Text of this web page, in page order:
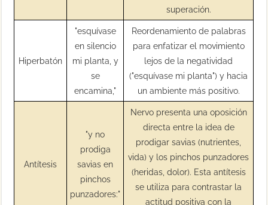
superación.
Hiperbatón
"esquívase
en silencio
mi planta, y
se
encamina,"
Reordenamiento de palabras
para enfatizar el movimiento
lejos de la negatividad
("esquívase mi planta") y hacia
un ambiente más positivo.
Antítesis
"y no
prodiga
savias en
pinchos
punzadores:"
Nervo presenta una oposición
directa entre la idea de
prodigar savias (nutrientes,
vida) y los pinchos punzadores
(heridas, dolor). Esta antítesis
se utiliza para contrastar la
actitud positiva con la